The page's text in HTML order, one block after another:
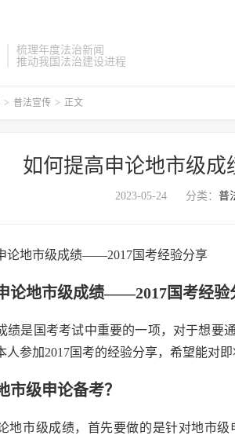
梳理年度法治新闻
推动我国法治建设进程
> 普法宣传 > 正文
如何提高申论地市级
2023-05-24 分类： 普
论地市级成绩——2017国考经验
绩是国考考试中重要的一项，对于想要
人参加2017国考的经验分享，希望能对
市级申论备考？
地市级成绩，首先要做的是针对地市